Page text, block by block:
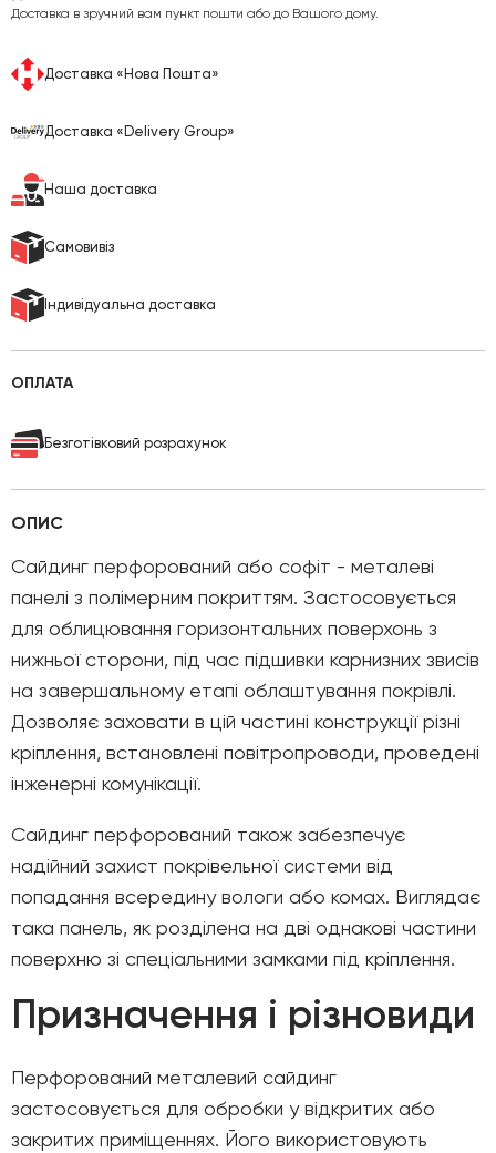
Доставка в зручний вам пункт пошти або до Вашого дому.
Доставка «Нова Пошта»
Доставка «Delivery Group»
Наша доставка
Cамовивіз
Індивідуальна доставка
ОПЛАТА
Безготівковий розрахунок
ОПИС
Сайдинг перфорований або софіт - металеві
панелі з полімерним покриттям. Застосовується
для облицювання горизонтальних поверхонь з
нижньої сторони, під час підшивки карнизних звисів
на завершальному етапі облаштування покрівлі.
Дозволяє заховати в цій частині конструкції різні
кріплення, встановлені повітропроводи, проведені
інженерні комунікації.
Сайдинг перфорований також забезпечує
надійний захист покрівельної системи від
попадання всередину вологи або комах. Виглядає
така панель, як розділена на дві однакові частини
поверхню зі спеціальними замками під кріплення.
Призначення і різновиди
Перфорований металевий сайдинг
застосовується для обробки у відкритих або
закритих приміщеннях. Його використовують